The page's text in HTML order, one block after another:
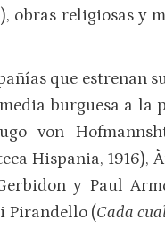
obras religiosas y
que estrenan
burguesa a
von
Hispania, 1916),
y Paul
Pirandello (Cada